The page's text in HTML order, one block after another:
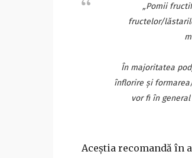
„Pomii
fructelor/
În majoritatea
înflorire şi
vor fi în
Aceştia recomandă în